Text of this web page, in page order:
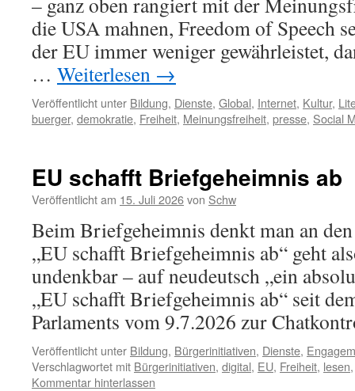
die USA mahnen, Freedom of Speech
der EU immer weniger gewährleistet,
… Weiterlesen →
Veröffentlicht unter Bildung, Dienste, Global, Internet, Kultur,
buerger, demokratie, Freiheit, Meinungsfreiheit, presse, Social
EU schafft Briefgeheimnis ab
Veröffentlicht am 15. Juli 2026von Schw
Beim Briefgeheimnis denkt man an
„EU schafft Briefgeheimnis ab“ geht
undenkbar – auf neudeutsch „ein
„EU schafft Briefgeheimnis ab“ seit
Parlaments vom 9.7.2026 zur
Veröffentlicht unter Bildung, Bürgerinitiativen, Dienste,
Verschlagwortet mit Bürgerinitiativen, digital, EU, Freiheit, lesen
Kommentar hinterlassen